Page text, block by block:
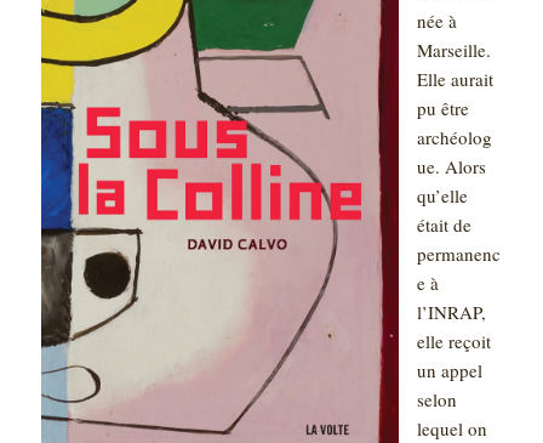
née à
Marseille.
Elle aurait
pu être
archéolog
ue. Alors
qu’elle
était de
permanenc
e à
l’INRAP,
elle reçoit
un appel
selon
lequel on